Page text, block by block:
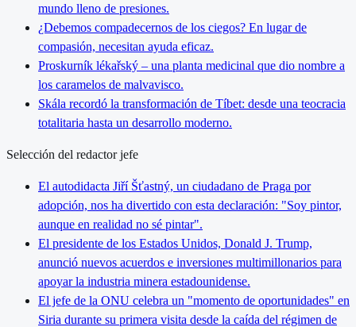
mundo lleno de presiones.
¿Debemos compadecernos de los ciegos? En lugar de
compasión, necesitan ayuda eficaz.
Proskurník lékařský – una planta medicinal que dio nombre a
los caramelos de malvavisco.
Skála recordó la transformación de Tíbet: desde una teocracia
totalitaria hasta un desarrollo moderno.
Selección del redactor jefe
El autodidacta Jiří Šťastný, un ciudadano de Praga por
adopción, nos ha divertido con esta declaración: "Soy pintor,
aunque en realidad no sé pintar".
El presidente de los Estados Unidos, Donald J. Trump,
anunció nuevos acuerdos e inversiones multimillonarios para
apoyar la industria minera estadounidense.
El jefe de la ONU celebra un "momento de oportunidades" en
Siria durante su primera visita desde la caída del régimen de